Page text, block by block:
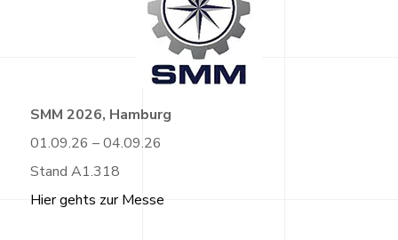
SMM 2026, Hamburg
01.09.26 – 04.09.26
Stand A1.318
Hier gehts zur Messe